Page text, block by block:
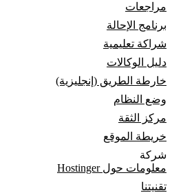
مراجعات
برنامج الإحالة
شراكة تعليمية
دليل الوكالات
خارطة الطريق (إنجليزية)
وضع النظام
مركز الثقة
خريطة الموقع
شركة
معلومات حول Hostinger
تقنيتنا